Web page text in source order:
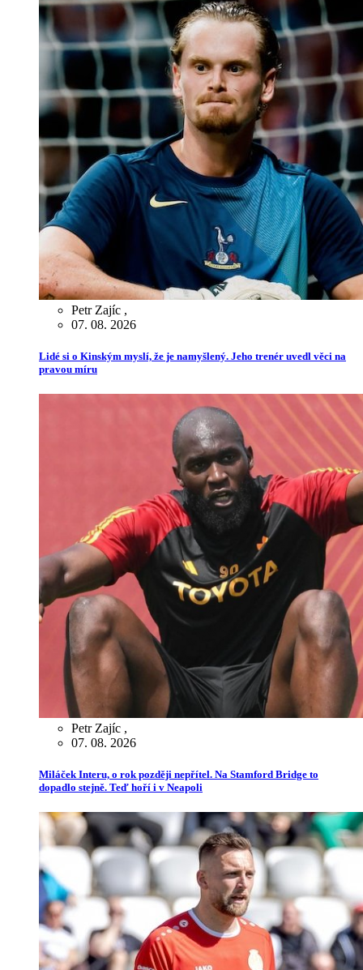
Petr Zajíc ,
07. 08. 2026
Lidé si o Kinským myslí, že je namyšlený. Jeho trenér uvedl věci na
pravou míru
Petr Zajíc ,
07. 08. 2026
Miláček Interu, o rok později nepřítel. Na Stamford Bridge to
dopadlo stejně. Teď hoří i v Neapoli